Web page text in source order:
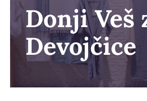
Akcija
O nama
Online Prodavnica
Blog
Donji Veš
Devojčice